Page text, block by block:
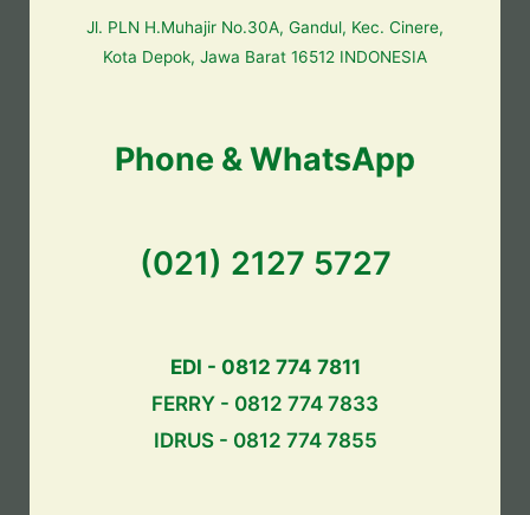
Jl. PLN H.Muhajir No.30A, Gandul, Kec. Cinere,
Kota Depok, Jawa Barat 16512 INDONESIA
Phone & WhatsApp
(021) 2127 5727
EDI - 0812 774 7811
FERRY - 0812 774 7833
IDRUS - 0812 774 7855